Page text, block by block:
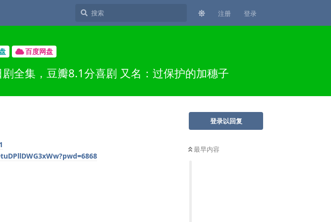
注册 登录
百度网盘
全集，豆瓣8.1分喜剧 又名：过保护的加穗子
登录以回复
最早内容